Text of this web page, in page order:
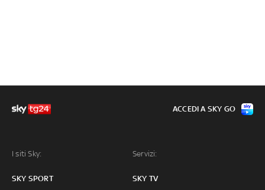
I siti Sky:
SKY SPORT
Servizi:
SKY TV
ACCEDI A SKY GO